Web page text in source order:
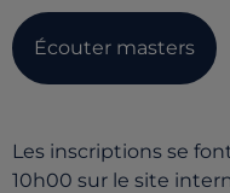
Écouter masters
Les inscriptions se
10h00 sur le site